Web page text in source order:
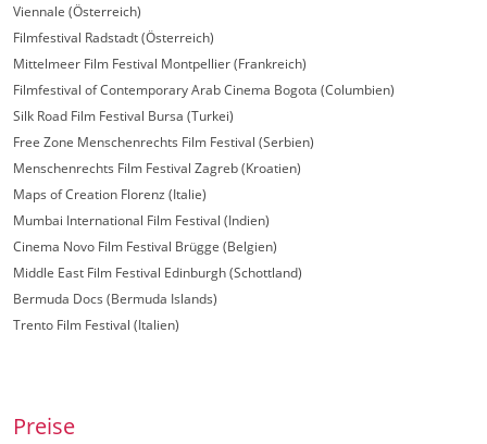
Viennale (Österreich)
Filmfestival Radstadt (Österreich)
Mittelmeer Film Festival Montpellier (Frankreich)
Filmfestival of Contemporary Arab Cinema Bogota (Columbien)
Silk Road Film Festival Bursa (Turkei)
Free Zone Menschenrechts Film Festival (Serbien)
Menschenrechts Film Festival Zagreb (Kroatien)
Maps of Creation Florenz (Italie)
Mumbai International Film Festival (Indien)
Cinema Novo Film Festival Brügge (Belgien)
Middle East Film Festival Edinburgh (Schottland)
Bermuda Docs (Bermuda Islands)
Trento Film Festival (Italien)
Preise